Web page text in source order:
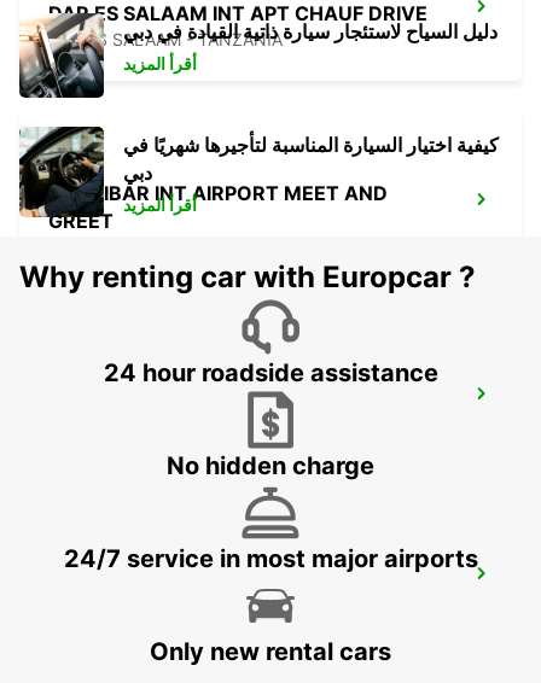
DAR ES SALAAM INT APT CHAUF DRIVE
DAR ES SALAAM - TANZANIA
ZANZIBAR INT AIRPORT MEET AND
GREET
دليل السياح لاستئجار سيارة ذاتية القيادة في دبي
أقرأ المزيد
كيفية اختيار السيارة المناسبة لتأجيرها شهريًا في
دبي
أقرأ المزيد
Why renting car with Europcar ?
24 hour roadside assistance
No hidden charge
24/7 service in most major airports
Only new rental cars